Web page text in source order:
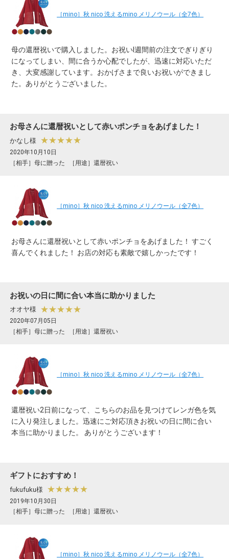
［mino］秋 nico 洗えるmino メリノウール（全7色）
母の還暦祝いで購入しました。お祝いI週間前の注文でぎりぎり
になってしまい、間に合うか心配でしたが、迅速に対応いただ
き、大変感謝しています。おかげさまで良いお祝いができまし
た。ありがとうございました。
お母さんに還暦祝いとして赤いポンチョをあげました！
かなし様 ★★★★★
2020年10月10日
［相手］母に贈った
［用途］還暦祝い
［mino］秋 nico 洗えるmino メリノウール（全7色）
お母さんに還暦祝いとして赤いポンチョをあげました！ すごく
喜んでくれました！ お店の対応も素敵で嬉しかったです！
お祝いの日に間に合い本当に助かりました
オオヤ様 ★★★★★
2020年07月05日
［相手］母に贈った
［用途］還暦祝い
［mino］秋 nico 洗えるmino メリノウール（全7色）
還暦祝い2日前になって、こちらのお品を見つけてレンガ色を気
に入り発注しました。迅速にご対応頂きお祝いの日に間に合い
本当に助かりました。 ありがとうございます！
ギフトにおすすめ！
fukufuku様 ★★★★★
2019年10月30日
［相手］母に贈った
［用途］還暦祝い
［mino］秋 nico 洗えるmino メリノウール（全7色）